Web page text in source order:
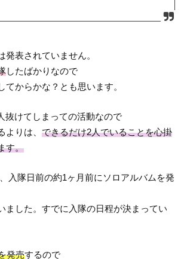
発表されていません。
したばかりなので
てからかな？とも思います。
抜けてしまっての活動なので
よりは、できるだけ2人でいることを心掛
す。
入隊日前の約1ヶ月前にソロアルバムを発
ました。すでに入隊の日程が決まってい
発売するので